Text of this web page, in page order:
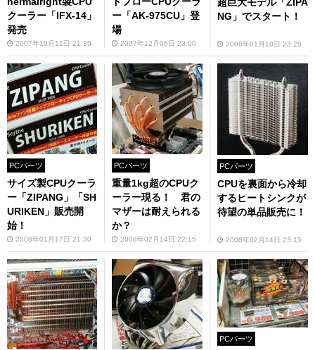
クーラー「IFX-14」
発売
2007年10月11日 21:39
ー「AK-975CU」登
場
2007年12月06日 23:00
超巨大モデル「ZIPA
NG」でスタート！
2008年01月10日 23:28
PCパーツ
サイズ製CPUクーラ
ー「ZIPANG」「SH
URIKEN」販売開
始！
2008年01月17日 21:30
PCパーツ
重量1kg超のCPUク
ーラー現る！ 君の
マザーは耐えられる
か？
2008年02月14日 22:15
PCパーツ
CPUを裏面から冷却
するヒートシンクが
待望の単品販売に！
2008年02月14日 23:15
PCパーツ